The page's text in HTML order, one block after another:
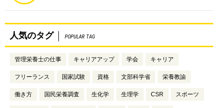
人気のタグ POPULAR TAG
管理栄養士の仕事 キャリアアップ 学会 キャリア
フリーランス 国家試験 資格 文部科学省 栄養教諭
働き方 国民栄養調査 生化学 生理学 CSR スポーツ